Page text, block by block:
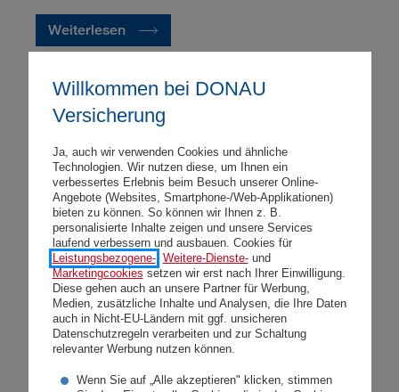
Willkommen bei DONAU
Versicherung
Ja, auch wir verwenden Cookies und ähnliche
Technologien. Wir nutzen diese, um Ihnen ein
verbessertes Erlebnis beim Besuch unserer Online-
Angebote (Websites, Smartphone-/Web-Applikationen)
bieten zu können. So können wir Ihnen z. B.
personalisierte Inhalte zeigen und unsere Services
laufend verbessern und ausbauen. Cookies für
Leistungsbezogene-, Weitere-Dienste-und
Marketingcookies setzen wir erst nach Ihrer Einwilligung.
Diese gehen auch an unsere Partner für Werbung,
Medien, zusätzliche Inhalte und Analysen, die Ihre Daten
auch in Nicht-EU-Ländern mit ggf. unsicheren
Datenschutzregeln verarbeiten und zur Schaltung
relevanter Werbung nutzen können.
Wenn Sie auf „Alle akzeptieren" klicken, stimmen
Weiterlesen
Startseite Presse News Artikel